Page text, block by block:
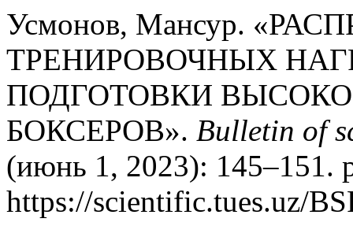
Усмонов, Мансур.
ТРЕНИРОВОЧНЫХ
ПОДГОТОВКИ
БОКСЕРОВ». Bulletin of
(июнь 1, 2023): 145–151.
https://scientific.tues.uz/